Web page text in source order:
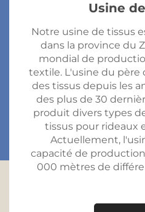
Usine
Notre usine de tissus
dans la province du
mondial de
textile. L'usine du
des tissus depuis les
des plus de 30
produit divers types
tissus pour rideaux
Actuellement,
capacité de
000 mètres de